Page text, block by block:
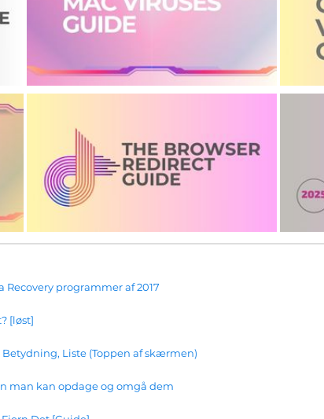
Recovery programmer af 2017
[løst]
Liste (Toppen af ​​skærmen)
man kan opdage og omgå dem